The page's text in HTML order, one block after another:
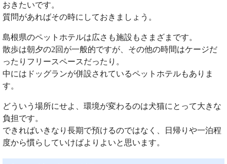
おきたいです。
質問があればその時にしておきましょう。
島根県のペットホテルは広さも施設もさまざまです。
散歩は朝夕の2回が一般的ですが、その他の時間はケージだ
ったりフリースペースだったり。
中にはドッグランが併設されているペットホテルもありま
す。
どういう場所にせよ、環境が変わるのは犬猫にとって大きな
負担です。
できればいきなり長期で預けるのではなく、日帰りや一泊程
度から慣らしていけばよりよいと思います。